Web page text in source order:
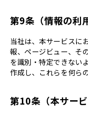
第9条（情報の利用
当社は、本サービスに
報、ページビュー、そ
を識別・特定できない
作成し、これらを何ら
第10条（本サー